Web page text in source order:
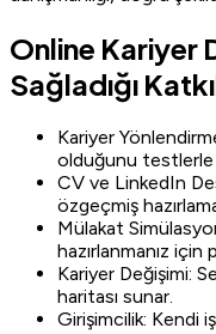
Online Kariyer
Sağladığı
Kariyer
olduğunu testlerle
CV ve LinkedIn
özgeçmiş
Mülakat
hazırlanmanız için
Kariyer Değişimi:
haritası sunar.
Girişimcilik: Kendi